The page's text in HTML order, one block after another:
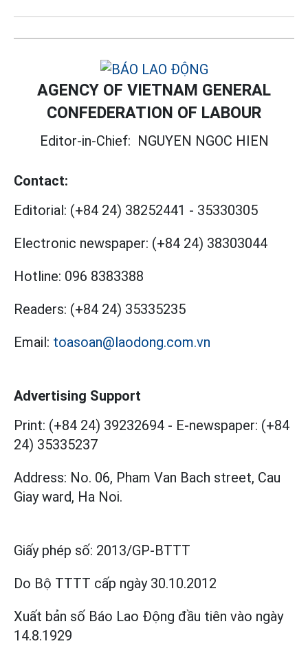
AGENCY OF VIETNAM GENERAL
CONFEDERATION OF LABOUR
Editor-in-Chief: NGUYEN NGOC HIEN
Contact:
Editorial: (+84 24) 38252441 - 35330305
Electronic newspaper: (+84 24) 38303044
Hotline: 096 8383388
Readers: (+84 24) 35335235
Email: toasoan@laodong.com.vn
Advertising Support
Print: (+84 24) 39232694 - E-newspaper: (+84
24) 35335237
Address: No. 06, Pham Van Bach street, Cau
Giay ward, Ha Noi.
Giấy phép số: 2013/GP-BTTT
Do Bộ TTTT cấp ngày 30.10.2012
Xuất bản số Báo Lao Động đầu tiên vào ngày
14.8.1929